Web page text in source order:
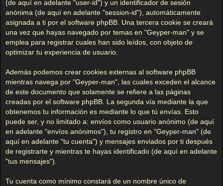
(de aquí en adelante "user-id") y un identificador de sesión
anónima (de aquí en adelante "session-id"), automáticamente
asignada a ti por el software phpBB. Una tercera cookie se creará
una vez que hayas navegado por temas en "Geyper-man" y se
emplea para registrar cuales han sido leídos, con objeto de
optimizar tu experiencia de usuario.
Además podemos crear cookies externas al software phpBB
mientras navega por "Geyper-man", las cuales exceden el alcance
de este documento que solamente se refiere a las páginas
creadas por el software phpBB. La segunda vía mediante la que
obtenemos tu información es mediante lo que tú envías. Esto
puede ser, y no limitado a: envíos como usuario anónimo (de aquí
en adelante "envíos anónimos"), tu registro en "Geyper-man" (de
aquí en adelante "tu cuenta") y mensajes enviados por ti después
de registrarte y mientras te hayas identificado (de aquí en adelante
"tus mensajes").
Tu cuenta como mínimo constará de un nombre único de